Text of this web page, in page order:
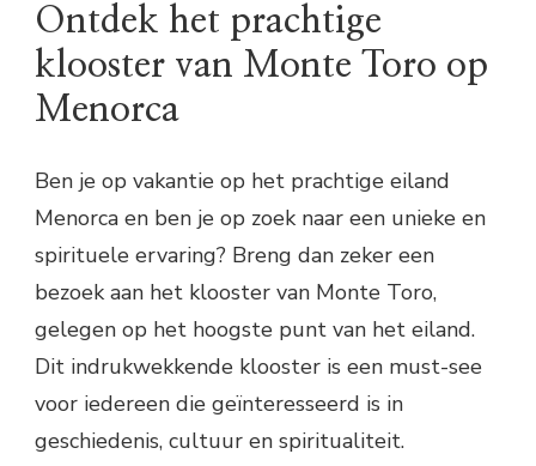
Ontdek het prachtige
klooster van Monte Toro op
Menorca
Ben je op vakantie op het prachtige eiland
Menorca en ben je op zoek naar een unieke en
spirituele ervaring? Breng dan zeker een
bezoek aan het klooster van Monte Toro,
gelegen op het hoogste punt van het eiland.
Dit indrukwekkende klooster is een must-see
voor iedereen die geïnteresseerd is in
geschiedenis, cultuur en spiritualiteit.